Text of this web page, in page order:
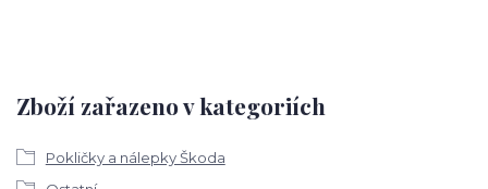
Zboží zařazeno v kategoriích
Pokličky a nálepky Škoda